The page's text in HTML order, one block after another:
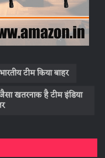
टीम किया बाहर
खतरनाक है टीम इंडिया